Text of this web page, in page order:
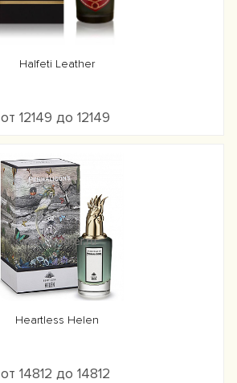
Halfeti Leather
от 12149 до 12149
Heartless Helen
от 14812 до 14812